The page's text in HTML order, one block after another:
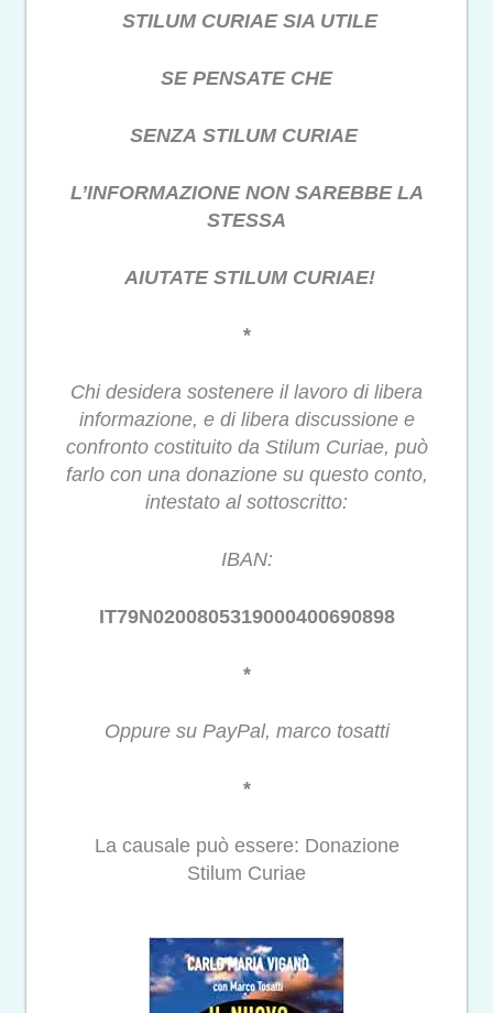
STILUM CURIAE SIA UTILE
SE PENSATE CHE
SENZA STILUM CURIAE
L’INFORMAZIONE NON SAREBBE LA
STESSA
AIUTATE STILUM CURIAE!
*
Chi desidera sostenere il lavoro di libera
informazione, e di libera discussione e
confronto costituito da Stilum Curiae, può
farlo con una donazione su questo conto,
intestato al sottoscritto:
IBAN:
IT79N0200805319000400690898
*
Oppure su PayPal, marco tosatti
*
La causale può essere: Donazione
Stilum Curiae